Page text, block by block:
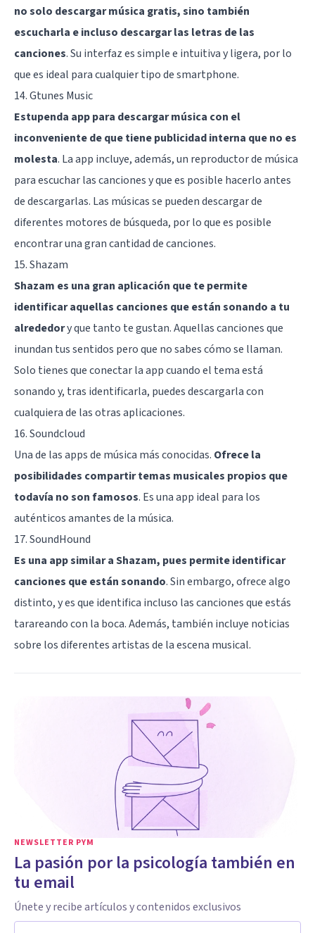
no solo descargar música gratis, sino también
escucharla e incluso descargar las letras de las
canciones. Su interfaz es simple e intuitiva y ligera, por lo
que es ideal para cualquier tipo de smartphone.
14. Gtunes Music
Estupenda app para descargar música con el
inconveniente de que tiene publicidad interna que no es
molesta. La app incluye, además, un reproductor de música
para escuchar las canciones y que es posible hacerlo antes
de descargarlas. Las músicas se pueden descargar de
diferentes motores de búsqueda, por lo que es posible
encontrar una gran cantidad de canciones.
15. Shazam
Shazam es una gran aplicación que te permite
identificar aquellas canciones que están sonando a tu
alrededory que tanto te gustan. Aquellas canciones que
inundan tus sentidos pero que no sabes cómo se llaman.
Solo tienes que conectar la app cuando el tema está
sonando y, tras identificarla, puedes descargarla con
cualquiera de las otras aplicaciones.
16. Soundcloud
Una de las apps de música más conocidas. Ofrece la
posibilidades compartir temas musicales propios que
todavía no son famosos. Es una app ideal para los
auténticos amantes de la música.
17. SoundHound
Es una app similar a Shazam, pues permite identificar
canciones que están sonando. Sin embargo, ofrece algo
distinto, y es que identifica incluso las canciones que estás
tarareando con la boca. Además, también incluye noticias
sobre los diferentes artistas de la escena musical.
NEWSLETTER PYM
La pasión por la psicología también en
tu email
Únete y recibe artículos y contenidos exclusivos